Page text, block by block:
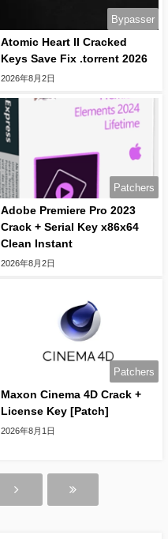
Bypasser
Atomic Heart II Cracked
Keys Save Fix .torrent 2026
2026年8月2日
Patchers
Adobe Premiere Pro 2023
Crack + Serial Key x86x64
Clean Instant
2026年8月2日
Patchers
Maxon Cinema 4D Crack +
License Key [Patch]
2026年8月1日